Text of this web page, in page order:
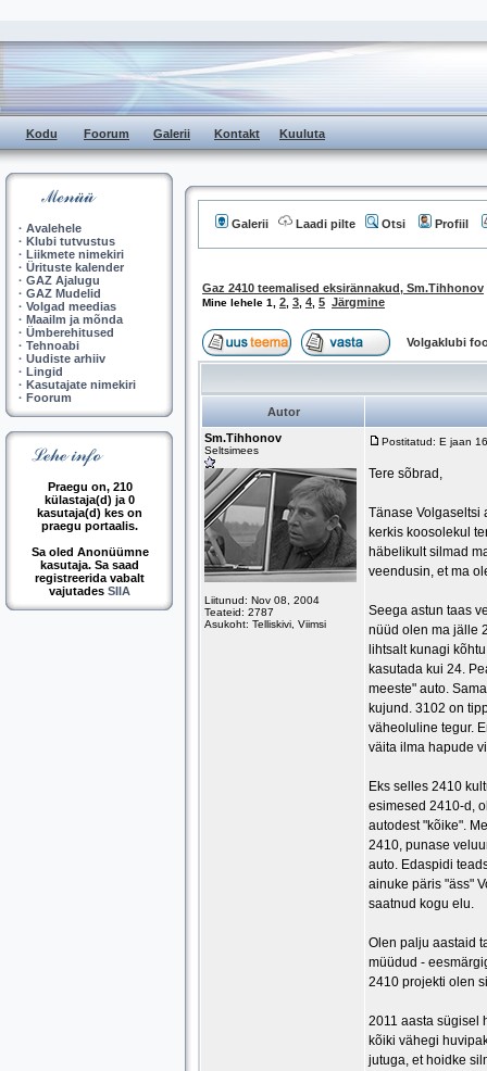
Kodu Foorum Galerii Kontakt Kuuluta
· Avalehele
· Klubi tutvustus
· Liikmete nimekiri
· Ürituste kalender
· GAZ Ajalugu
· GAZ Mudelid
· Volgad meedias
· Maailm ja mõnda
· Ümberehitused
· Tehnoabi
· Uudiste arhiiv
· Lingid
· Kasutajate nimekiri
· Foorum
Praegu on, 210
külastaja(d) ja 0
kasutaja(d) kes on
praegu portaalis.
Sa oled Anonüümne
kasutaja. Sa saad
registreerida vabalt
vajutades SIIA
Galerii Laadi pilte Otsi Profiil
Gaz 2410 teemalised eksirännakud, Sm.Tihhonov
Mine lehele 1 2 3 4 5 Järgmine
Volgaklubi
Autor
Sm.Tihhonov
Seltsimees
Liitunud: Nov 08, 2004
Teateid: 2787
Asukoht: Telliskivi, Viimsi
Postitatud: E jaan
Tere sõbrad,
Tänase Volgaseltsi
kerkis koosolekul
häbelikult silmad
veendusin, et ma
Seega astun taas
nüüd olen ma jälle
lihtsalt kunagi
kasutada kui 24.
meeste" auto.
kujund. 3102 on
väheoluline tegur.
väita ilma hapude
Eks selles 2410
esimesed 2410-d,
autodest "kõike".
2410, punase
auto. Edaspidi
ainuke päris "äss"
saatnud kogu elu.
Olen palju aastaid
müüdud -
2410 projekti olen
2011 aasta sügisel
kõiki vähegi
jutuga, et hoidke